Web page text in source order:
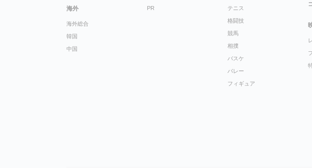
海外
海外総合
韓国
中国
PR テニス
格闘技
競馬
相撲
バスケ
バレー
フィギュア